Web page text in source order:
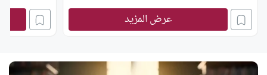
عرض المزيد
النهار
الكيمياء
الهجري.